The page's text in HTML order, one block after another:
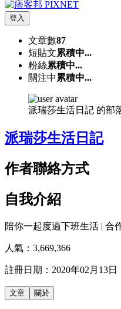
登入
文章數87
短貼文累積中...
粉絲累積中...
關注中 累積中...
派瑞莎生活日記 的部
派瑞莎生活日記
作者聯絡方式
自我介紹
陪你一起度過下班生活 | 合
人氣： 3,669,366
註冊日期： 2020年02月13日
文章 關於